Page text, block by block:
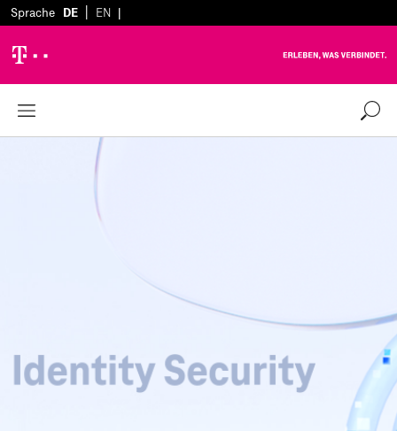
Sprache DE EN |